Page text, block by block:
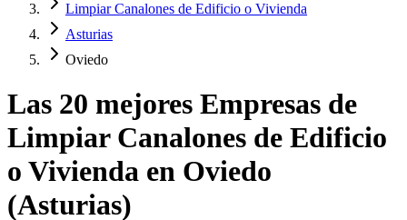
Limpiar Canalones de Edificio o Vivienda
Asturias
Oviedo
Las 20 mejores Empresas de
Limpiar Canalones de Edificio
o Vivienda en Oviedo
(Asturias)